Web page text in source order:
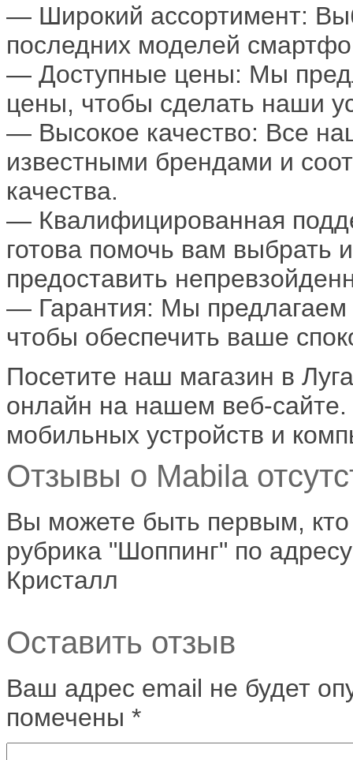
— Широкий ассортимент:
последних моделей
— Доступные цены: Мы
цены, чтобы сделать наши
— Высокое качество: Все
известными брендами и
качества.
— Квалифицированная
готова помочь вам выбрать
предоставить
— Гарантия: Мы предлагаем
чтобы обеспечить ваше
Посетите наш магазин в
онлайн на нашем веб-
мобильных устройств и
Отзывы о Mabila
Вы можете быть первым,
рубрика "Шоппинг" по
Кристалл
Оставить отзыв
Ваш адрес email не будет
помечены *